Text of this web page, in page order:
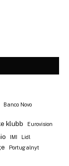
Banco Novo
klubb Eurovision
IMI
Lidl
Portugalnyt